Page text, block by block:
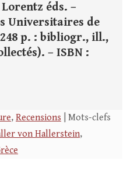
éds. –
Universitaires de
p. : bibliogr., ill.,
– ISBN :
, Recensions | Mots-clefs
von Hallerstein,